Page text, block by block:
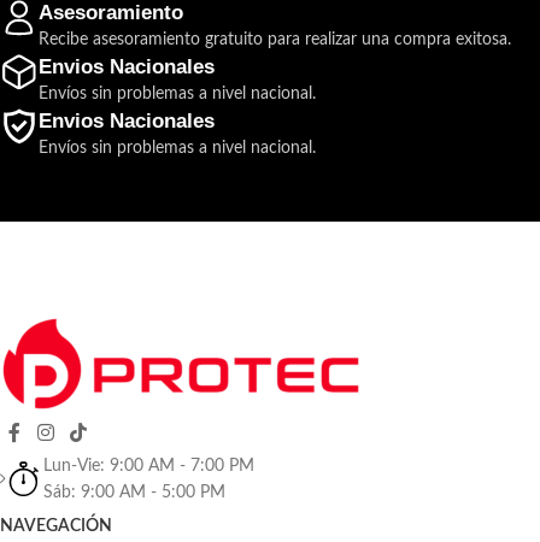
Asesoramiento
Recibe asesoramiento gratuito para realizar una compra exitosa.
Envios Nacionales
Envíos sin problemas a nivel nacional.
Envios Nacionales
Envíos sin problemas a nivel nacional.
Lun-Vie: 9:00 AM - 7:00 PM
Sáb: 9:00 AM - 5:00 PM
NAVEGACIÓN